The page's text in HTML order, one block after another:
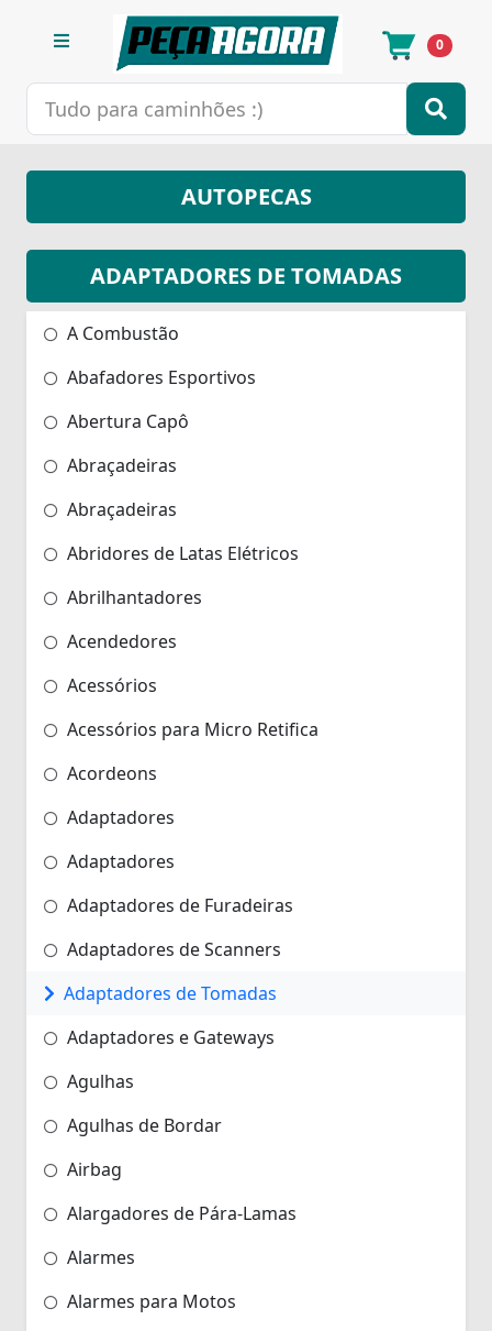
0
AUTOPECAS
ADAPTADORES DE TOMADAS
A Combustão
Abafadores Esportivos
Abertura Capô
Abraçadeiras
Abraçadeiras
Abridores de Latas Elétricos
Abrilhantadores
Acendedores
Acessórios
Acessórios para Micro Retifica
Acordeons
Adaptadores
Adaptadores
Adaptadores de Furadeiras
Adaptadores de Scanners
Adaptadores de Tomadas
Adaptadores e Gateways
Agulhas
Agulhas de Bordar
Airbag
Alargadores de Pára-Lamas
Alarmes
Alarmes para Motos